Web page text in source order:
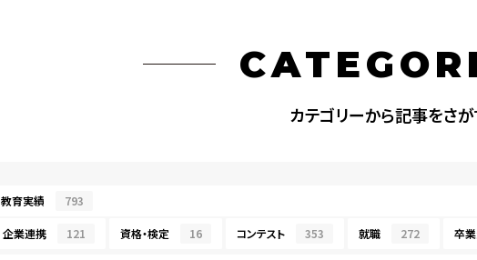
カテゴリーから記事をさ
教育実績 793
企業連携 121 資格・検定 16 コンテスト 353 就職 272 卒